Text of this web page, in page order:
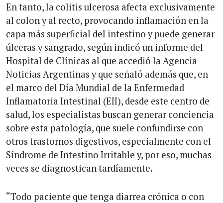
En tanto, la colitis ulcerosa afecta exclusivamente
al colon y al recto, provocando inflamación en la
capa más superficial del intestino y puede generar
úlceras y sangrado, según indicó un informe del
Hospital de Clínicas al que accedió la Agencia
Noticias Argentinas y que señaló además que, en
el marco del Día Mundial de la Enfermedad
Inflamatoria Intestinal (EII), desde este centro de
salud, los especialistas buscan generar conciencia
sobre esta patología, que suele confundirse con
otros trastornos digestivos, especialmente con el
Síndrome de Intestino Irritable y, por eso, muchas
veces se diagnostican tardíamente.
“Todo paciente que tenga diarrea crónica o con